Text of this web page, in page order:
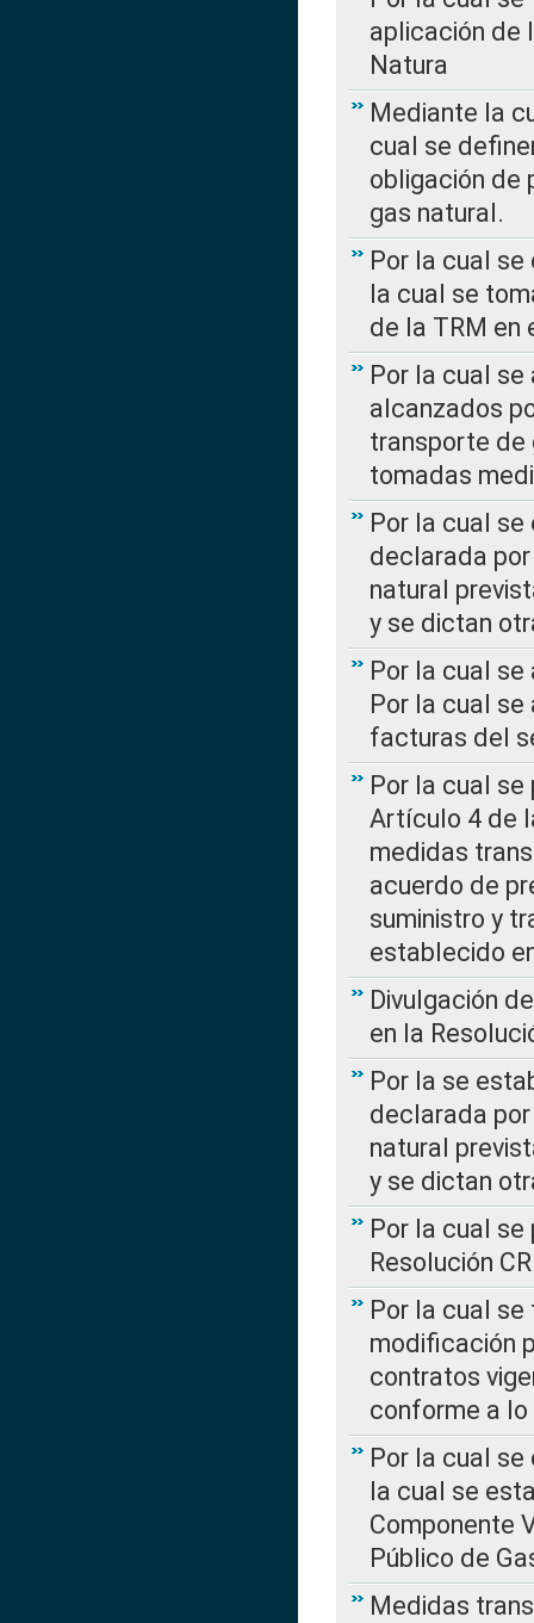
aplicación de
Natura
Mediante la
cual se
obligación de
gas natural.
Por la cual se
la cual se
de la TRM en
Por la cual
alcanzados
transporte de
tomadas
Por la cual
declarada
natural
y se dictan
Por la cual se
Por la cual
facturas del
Por la cual
Artículo 4 de
medidas
acuerdo de
suministro y
establecido
Divulgación
en la
Por la se
declarada
natural
y se dictan
Por la cual
Resolución
Por la cual
modificación
contratos
conforme a lo
Por la cual se
la cual se
Componente
Público de
Medidas